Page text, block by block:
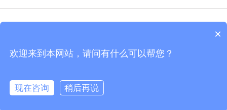
技术支持：化工仪器网管理登陆 sitemap.xml
苏公网安备 32020502002137号
×
欢迎来到本网站，请问有什么可以帮您？
现在咨询 稍后再说